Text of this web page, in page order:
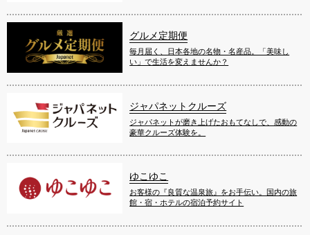
グルメ定期便
毎月届く、日本各地の名物・名産品。「美味し
い」で生活を変えませんか？
ジャパネットクルーズ
ジャパネットが磨き上げたおもてなしで、感動の
豪華クルーズ体験を。
ゆこゆこ
お客様の『良質な温泉旅』をお手伝い。国内の旅
館・宿・ホテルの宿泊予約サイト